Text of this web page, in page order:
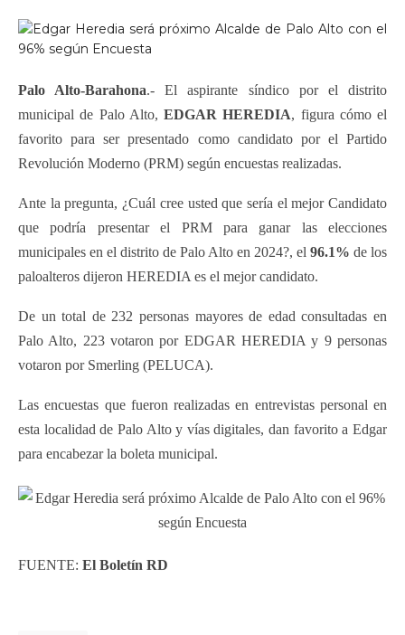
Palo Alto-Barahona.- El aspirante síndico por el distrito
municipal de Palo Alto, EDGAR HEREDIA, figura cómo el
favorito para ser presentado como candidato por el Partido
Revolución Moderno (PRM) según encuestas realizadas.
Ante la pregunta, ¿Cuál cree usted que sería el mejor Candidato
que podría presentar el PRM para ganar las elecciones
municipales en el distrito de Palo Alto en 2024?, el 96.1% de los
paloalteros dijeron HEREDIA es el mejor candidato.
De un total de 232 personas mayores de edad consultadas en
Palo Alto, 223 votaron por EDGAR HEREDIA y 9 personas
votaron por Smerling (PELUCA).
Las encuestas que fueron realizadas en entrevistas personal en
esta localidad de Palo Alto y vías digitales, dan favorito a Edgar
para encabezar la boleta municipal.
FUENTE: El Boletín RD